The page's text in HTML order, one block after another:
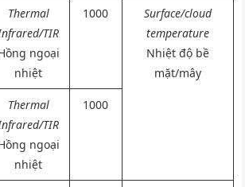
Thermal
TIR
ngoại
nhiệt
1000
Surface/cloud
temperature
Nhiệt độ bề
mặt/mây
Thermal
TIR
ngoại
nhiệt
1000